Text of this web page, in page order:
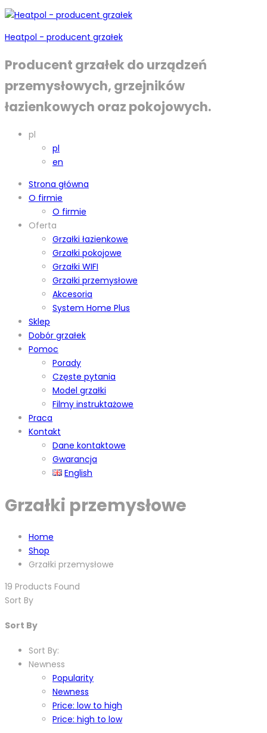
Heatpol - producent grzałek
Producent grzałek do urządzeń
przemysłowych, grzejników
łazienkowych oraz pokojowych.
pl
pl
en
Strona główna
O firmie
O firmie
Oferta
Grzałki łazienkowe
Grzałki pokojowe
Grzałki WIFI
Grzałki przemysłowe
Akcesoria
System Home Plus
Sklep
Dobór grzałek
Pomoc
Porady
Częste pytania
Model grzałki
Filmy instruktażowe
Praca
Kontakt
Dane kontaktowe
Gwarancja
English
Grzałki przemysłowe
Home
Shop
Grzałki przemysłowe
19 Products Found
Sort By
Sort By
Sort By:
Newness
Popularity
Newness
Price: low to high
Price: high to low